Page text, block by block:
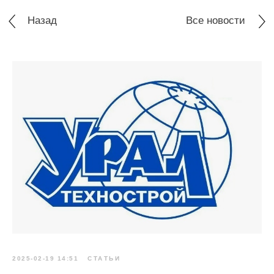
Назад
2025-02-19 14:51 СТАТЬИ